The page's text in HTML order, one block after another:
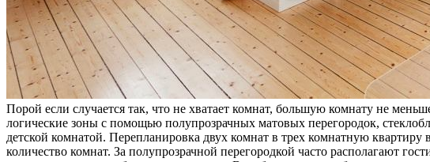
Порой если случается так, что не хватает комнат, большую комнату не
логические зоны с помощью полупрозрачных матовых перегородок,
детской комнатой. Перепланировка двух комнат в трех комнатную квартиру
количество комнат. За полупрозрачной перегородкой часто располагают